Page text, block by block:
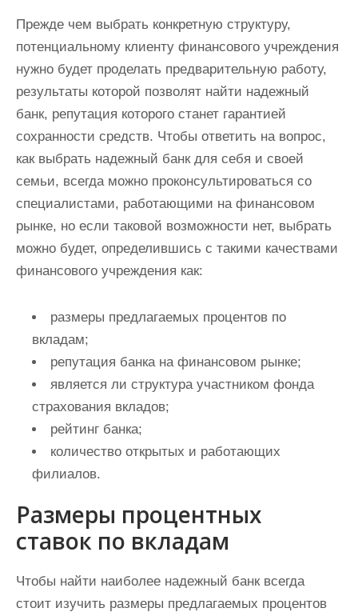
Прежде чем выбрать конкретную структуру,
потенциальному клиенту финансового учреждения
нужно будет проделать предварительную работу,
результаты которой позволят найти надежный
банк, репутация которого станет гарантией
сохранности средств. Чтобы ответить на вопрос,
как выбрать надежный банк для себя и своей
семьи, всегда можно проконсультироваться со
специалистами, работающими на финансовом
рынке, но если таковой возможности нет, выбрать
можно будет, определившись с такими качествами
финансового учреждения как:
размеры предлагаемых процентов по
вкладам;
репутация банка на финансовом рынке;
является ли структура участником фонда
страхования вкладов;
рейтинг банка;
количество открытых и работающих
филиалов.
Размеры процентных
ставок по вкладам
Чтобы найти наиболее надежный банк всегда
стоит изучить размеры предлагаемых процентов